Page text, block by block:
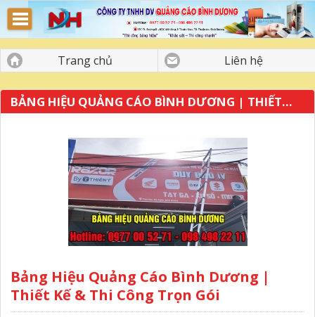
Bảng Hiệu Quảng Cáo Bình Dương
Trang chủ Liên hệ
BẢNG HIỆU QUẢNG CÁO BÌNH DƯƠNG | THIẾT...
Bảng Hiệu Quảng Cáo Bình Dương |
Thiết Kế & Thi Công Trọn Gói